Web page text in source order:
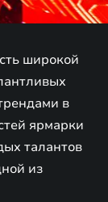
широкой
в
ярмарки
талантов
из